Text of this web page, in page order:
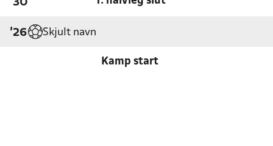
'30
'26 Skjult navn
Kamp start